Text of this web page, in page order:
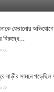
ফেরানোর
বিরুদ্ধে...
বাড়ীর সামনে